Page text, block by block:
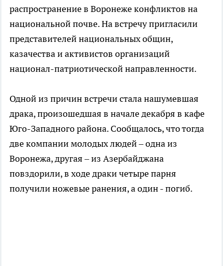
распространение в Воронеже конфликтов на
национальной почве. На встречу пригласили
представителей национальных общин,
казачества и активистов организаций
национал-патриотической направленности.
Одной из причин встречи стала нашумевшая
драка, произошедшая в начале декабря в кафе
Юго-Западного района. Сообщалось, что тогда
две компании молодых людей – одна из
Воронежа, другая – из Азербайджана
повздорили, в ходе драки четыре парня
получили ножевые ранения, а один - погиб.